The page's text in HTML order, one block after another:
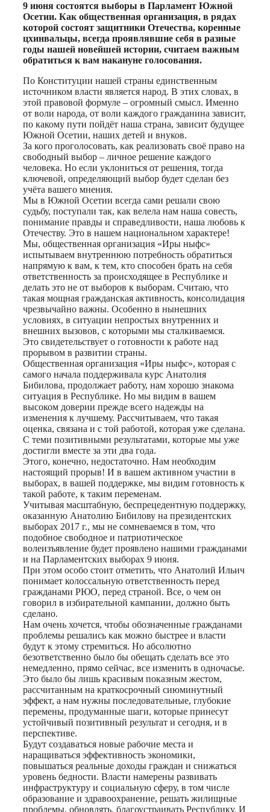
9 июня состоятся выборы в Парламент Южной
Осетии. Как общественная организация, в рядах
которой состоят защитники Отечества, коренные
цхинвальцы, всегда проявлявшие себя в разные
годы нашей новейшей истории, считаем важным
обратиться к вам накануне голосования.
По Конституции нашей страны единственным
источником власти является народ. В этих словах, в
этой правовой формуле – огромный смысл. Именно
от воли народа, от воли каждого гражданина зависит,
по какому пути пойдёт наша страна, зависит будущее
Южной Осетии, наших детей и внуков.
За кого проголосовать, как реализовать своё право на
свободный выбор – личное решение каждого
человека. Но если уклониться от решения, тогда
ключевой, определяющий выбор будет сделан без
учёта вашего мнения.
Мы в Южной Осетии всегда сами решали свою
судьбу, поступали так, как велела нам наша совесть,
понимание правды и справедливости, наша любовь к
Отечеству. Это в нашем национальном характере!
Мы, общественная организация «Иры ныфс»
испытываем внутреннюю потребность обратиться
напрямую к вам, к тем, кто способен брать на себя
ответственность за происходящее в Республике и
делать это не от выборов к выборам. Считаю, что
такая мощная гражданская активность, консолидация
чрезвычайно важны. Особенно в нынешних
условиях, в ситуации непростых внутренних и
внешних вызовов, с которыми мы сталкиваемся.
Это свидетельствует о готовности к работе над
прорывом в развитии страны.
Общественная организация «Иры ныфс», которая с
самого начала поддерживала курс Анатолия
Бибилова, продолжает работу, нам хорошо знакома
ситуация в Республике. Но мы видим в вашем
высоком доверии прежде всего надежды на
изменения к лучшему. Рассчитываем, что такая
оценка, связана и с той работой, которая уже сделана.
С теми позитивными результатами, которые мы уже
достигли вместе за эти два года.
Этого, конечно, недостаточно. Нам необходим
настоящий прорыв! И в вашем активном участии в
выборах, в вашей поддержке, мы видим готовность к
такой работе, к таким переменам.
Учитывая масштабную, беспрецедентную поддержку,
оказанную Анатолию Бибилову на президентских
выборах 2017 г., мы не сомневаемся в том, что
подобное свободное и патриотическое
волеизъявление будет проявлено нашими гражданами
и на Парламентских выборах 9 июня.
При этом особо стоит отметить, что Анатолий Ильич
понимает колоссальную ответственность перед
гражданами РЮО, перед страной. Все, о чем он
говорил в избирательной кампании, должно быть
сделано.
Нам очень хочется, чтобы обозначенные гражданами
проблемы решались как можно быстрее и власти
будут к этому стремиться. Но абсолютно
безответственно было бы обещать сделать все это
немедленно, прямо сейчас, все изменить в одночасье.
Это было бы лишь красивым показным жестом,
рассчитанным на краткосрочный сиюминутный
эффект, а нам нужны последовательные, глубокие
перемены, продуманные шаги, которые принесут
устойчивый позитивный результат и сегодня, и в
перспективе.
Будут создаваться новые рабочие места и
наращиваться эффективность экономики,
повышаться реальные доходы граждан и снижаться
уровень бедности. Власти намерены развивать
инфраструктуру и социальную сферу, в том числе
образование и здравоохранение, решать жилищные
проблемы, обновлять, благоустраивать Республику. И